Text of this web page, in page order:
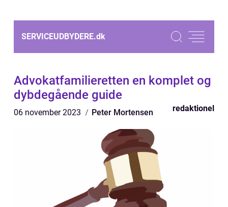
SERVICEUDBYDERE.dk
Advokatfamilieretten en komplet og
dybdegående guide
06 november 2023 Peter Mortensen redaktionel